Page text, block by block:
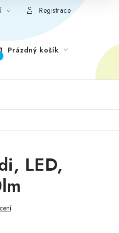
Registrace
Prázdný košík
LED,